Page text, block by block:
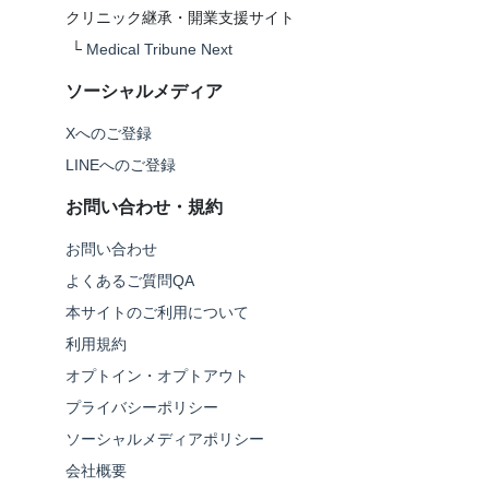
クリニック継承・開業支援サイト
└ Medical Tribune Next
ソーシャルメディア
Xへのご登録
LINEへのご登録
お問い合わせ・規約
お問い合わせ
よくあるご質問QA
本サイトのご利用について
利用規約
オプトイン・オプトアウト
プライバシーポリシー
ソーシャルメディアポリシー
会社概要